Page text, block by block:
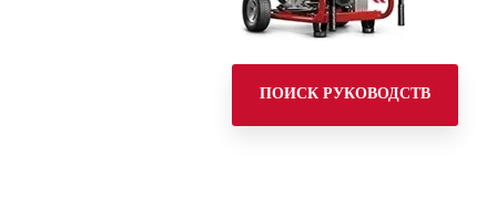
ПОИСК РУКОВОДСТВ